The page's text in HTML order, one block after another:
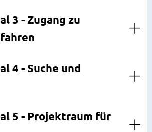
3 - Zugang zu
4 - Suche und
5 - Projektraum für